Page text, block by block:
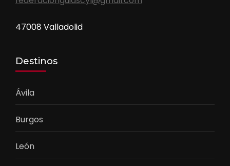
47008 Valladolid
Destinos
Ávila
Burgos
León